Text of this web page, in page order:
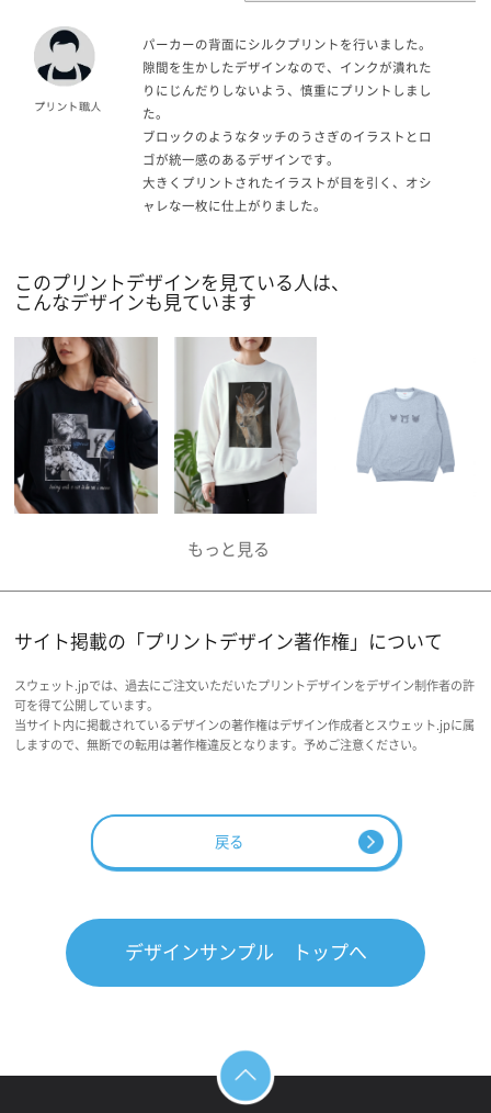
パーカーの背面にシルクプリントを行いました。
隙間を生かしたデザインなので、インクが潰れた
りにじんだりしないよう、慎重にプリントしまし
た。
ブロックのようなタッチのうさぎのイラストとロ
ゴが統一感のあるデザインです。
大きくプリントされたイラストが目を引く、オシ
ャレな一枚に仕上がりました。
このプリントデザインを見ている人は、
こんなデザインも見ています
サイト掲載の「プリントデザイン著作権」について
スウェット.jpでは、過去にご注文いただいたプリントデザインをデザイン制作者の許
可を得て公開しています。
当サイト内に掲載されているデザインの著作権はデザイン作成者とスウェット.jpに属
しますので、無断での転用は著作権違反となります。予めご注意ください。
戻る
デザインサンプル トップへ